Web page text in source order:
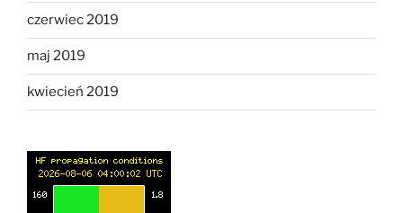
czerwiec 2019
maj 2019
kwiecień 2019